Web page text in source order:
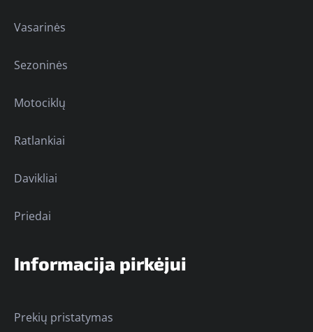
Vasarinės
Sezoninės
Motociklų
Ratlankiai
Davikliai
Priedai
Informacija pirkėjui
Prekių pristatymas